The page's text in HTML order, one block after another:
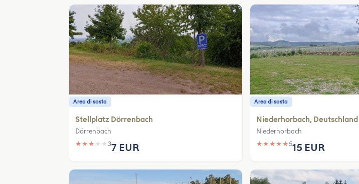
Area di sosta
Stellplatz Dörrenbach
Dörrenbach
★ ★ ★ ★ ★ 37 EUR
Area di sosta
Niederhorbach, Deutschland
Niederhorbach
★ ★ ★ ★ ★515 EUR